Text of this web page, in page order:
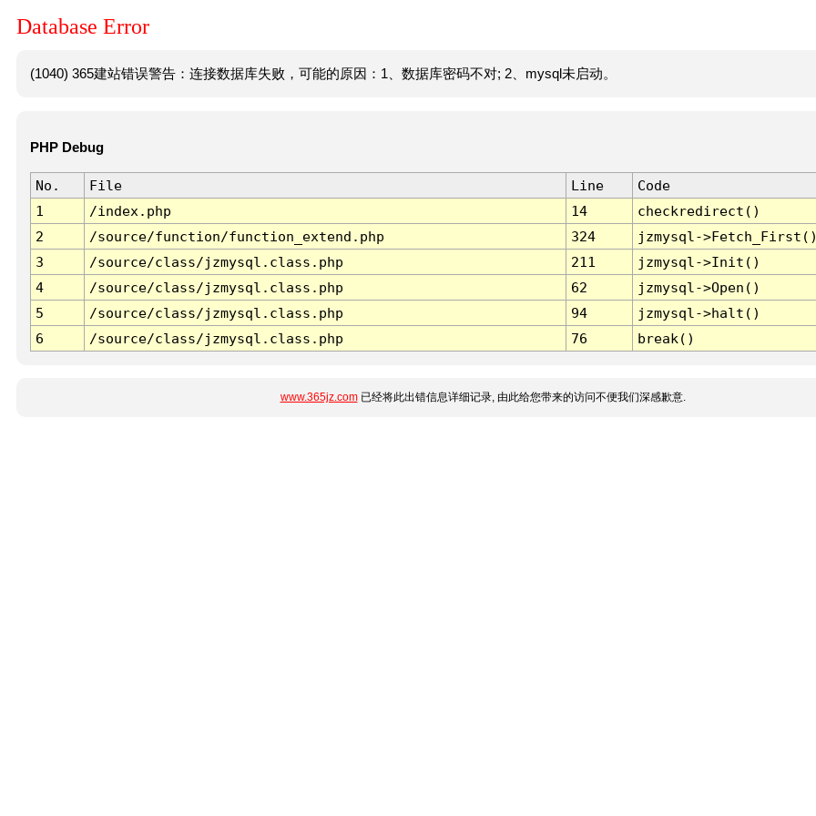
Database Error
(1040) 365建站错误警告：连接数据库失败，可能的原因：1、数据库密码不对; 2、mysql未启动。
PHP Debug
No. File Line
Code
1
/index.php 14
checkredirect()
2
/source/function/function_extend.php 324
jzmysql-
3
/source/class/jzmysql.class.php 211
jzmysql->Init()
4
/source/class/jzmysql.class.php 62
jzmysql->Open()
5
/source/class/jzmysql.class.php 94
jzmysql->halt()
6
/source/class/jzmysql.class.php 76 break()
www.365jz.com已经将此出错信息详细记录, 由此给您带来的访问不便我们深感歉意.